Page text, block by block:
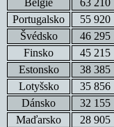
Portugalsko
55 920
Švédsko
46 295
Finsko
45 215
Estonsko
38 385
Lotyšsko
35 856
Dánsko
32 155
Maďarsko
28 905